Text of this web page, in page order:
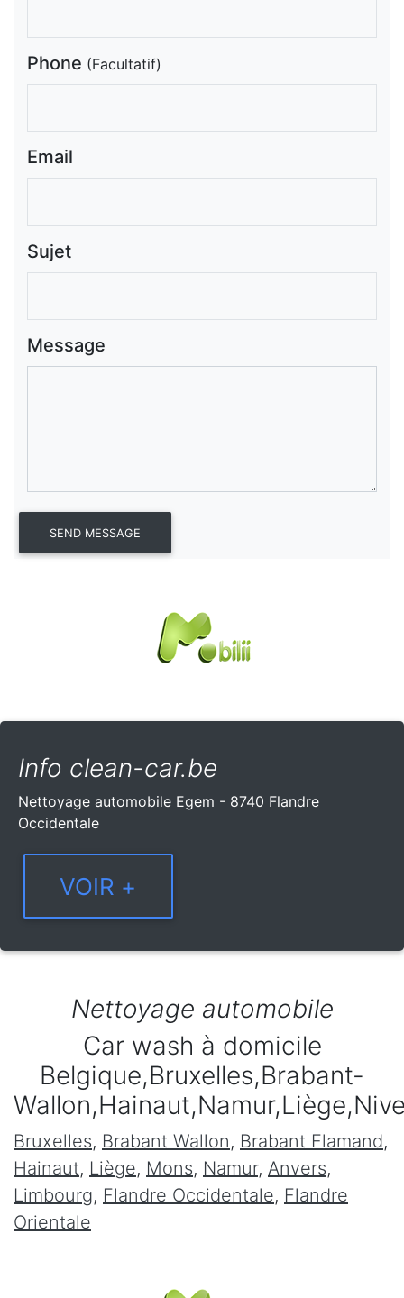
Phone (Facultatif)
Email
Sujet
Message
Info clean-car.be
Nettoyage automobile Egem - 8740 Flandre
Occidentale
Nettoyage automobile
Car wash à domicile
Belgique,Bruxelles,Brabant-
Bruxelles, Brabant Wallon, Brabant Flamand,
Hainaut, Liège, Mons, Namur, Anvers,
Limbourg, Flandre Occidentale, Flandre
Orientale